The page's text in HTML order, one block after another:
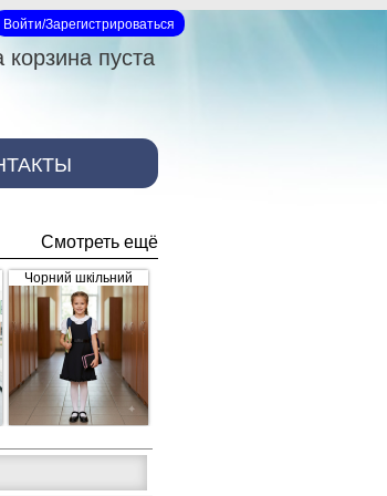
Вход на сайт
Войти/Зарегистрироваться
пуста
Смотреть ещё
Чорний шкільний
сарафан для дівчинки
з рюшками внизу та
завищеним поясом
(арт.398)